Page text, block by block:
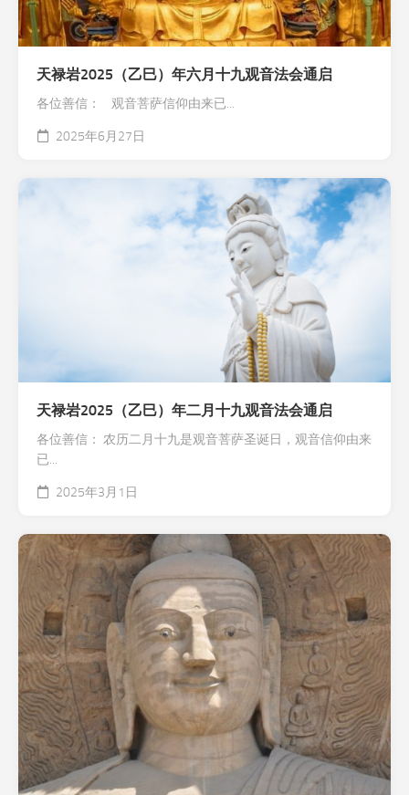
天禄岩2025（乙巳）年六月十九观音法会通启
各位善信： 观音菩萨信仰由来已...
2025年6月27日
天禄岩2025（乙巳）年二月十九观音法会通启
各位善信： 农历二月十九是观音菩萨圣诞日，观音信仰由来
已...
2025年3月1日